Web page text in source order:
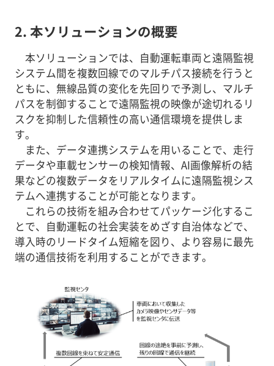
2. 本ソリューションの概要
本ソリューションでは、自動運転車両と遠隔監視
システム間を複数回線でのマルチパス接続を行うと
ともに、無線品質の変化を先回りで予測し、マルチ
パスを制御することで遠隔監視の映像が途切れるリ
スクを抑制した信頼性の高い通信環境を提供しま
す。
また、データ連携システムを用いることで、走行
データや車載センサーの検知情報、AI画像解析の結
果などの複数データをリアルタイムに遠隔監視シス
テムへ連携することが可能となります。
これらの技術を組み合わせてパッケージ化するこ
とで、自動運転の社会実装をめざす自治体などで、
導入時のリードタイム短縮を図り、より容易に最先
端の通信技術を利用することができます。